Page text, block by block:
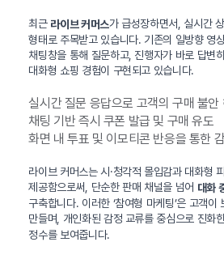
최근 라이브 커머스가 급성장하면서, 실시간
형태로 주목받고 있습니다. 기존의 일방향 영
채팅창을 통해 질문하고, 진행자가 바로 답변
대화형 쇼핑 경험이 구현되고 있습니다.
실시간 질문 응답으로 고객의 구매 불안
채팅 기반 즉시 쿠폰 발급 및 구매 유도
화면 내 투표 및 이모티콘 반응을 통한
라이브 커머스는 시·청각적 몰입감과 대화형
제공함으로써, 단순한 판매 채널을 넘어 대화
구축합니다. 이러한 ‘참여형 마케팅’은 고객이
만들며, 개인화된 감정 교류를 중심으로 진화
정수를 보여줍니다.